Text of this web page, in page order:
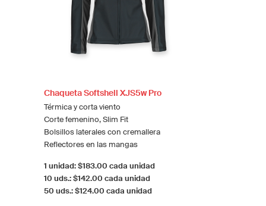
Chaqueta Softshell XJS5w Pro
Térmica y corta viento
Corte femenino, Slim Fit
Bolsillos laterales con cremallera
Reflectores en las mangas
1 unidad: $183.00 cada unidad
10 uds.: $142.00 cada unidad
50 uds.: $124.00 cada unidad